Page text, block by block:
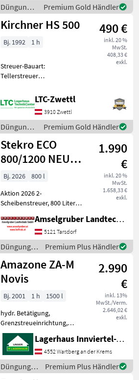
Seriennummer/Fahrgestellnummer:
MDS652008; Behä
Düngung
und
Beregnung
Premium Gold Händler
Kirchner HS 500 490 €
inkl. 20 %
MwSt.
408,33 €
exkl.
Bj. 1992 1 h
Streuer-Bauart:
Tellerstreuer
Gebrauchtmaschine;
Bearbeitete Fläche in ha:
Seriennummer/Fahrgestellnummer:
8279; Behältervolumen:
500; Arbeitsb
LTC-Zwettl
3910 Zwettl
Düngung
und
Beregnung
/ Kirchner
Premium Gold Händler
Stekro ECO
800/1200 NEU
AKTION
1.990
€
inkl. 20 %
MwSt.
1.658,33 €
exkl.
Bj. 2026
800 l
Aktion 2026 2-
Scheibenstreuer, 800 Liter
Edelstahlwurfscheiben,
Streuweite 10-18 Meter,
Hydraulische
Schieberbetätigung,
Streuscheiben, Streusc
Amselgruber Landtechnik GmbH
5121 Tarsdorf
Düngung
und
Beregnung
/ Stekro
Premium Plus Händler
Amazone ZA-M
Novis
2.990
€
inkl. 13%
MwSt./Verm.
2.646,02 €
exkl.
Bj. 2001 1 h
1500 l
hydr. Betätigung,
Grenzstreueinrichtung,
Streumengenverstellung
+Grenzstreueinrichtung +
Aufatz + Plane
+hydraulische
Schieberbetätigung
Lagerhaus Innviertel-Traunviertel-Urfahr eGen, Wartberg/Krems
4552 Wartberg an der Krems
Düngung
und
Premium Plus Händler